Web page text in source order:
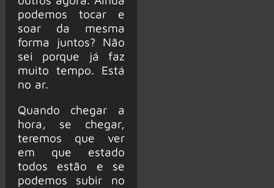
podemos tocar e
soar da mesma
forma juntos? Não
sei porque já faz
muito tempo. Está
no ar.
Quando chegar a
hora, se chegar,
teremos que ver
em que estado
todos estão e se
podemos subir no